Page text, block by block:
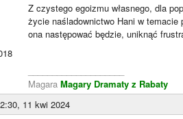
Z czystego egoizmu własnego, dla
życie naśladownictwo Hani w temacie
ona następować będzie, uniknąć
Magara Magary Dramaty z Rabaty
11 kwi 2024